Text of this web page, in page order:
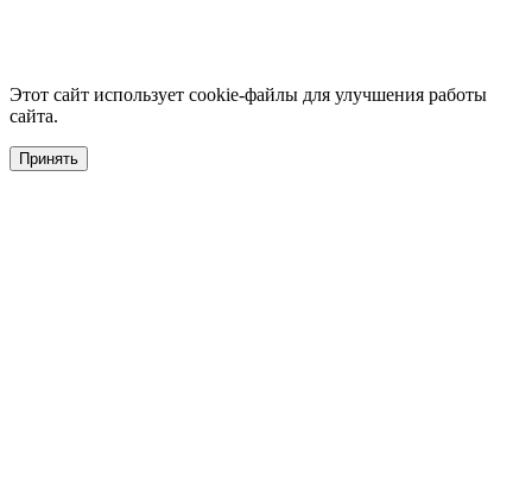
Этот сайт использует cookie-файлы для улучшения работы
сайта.
Принять